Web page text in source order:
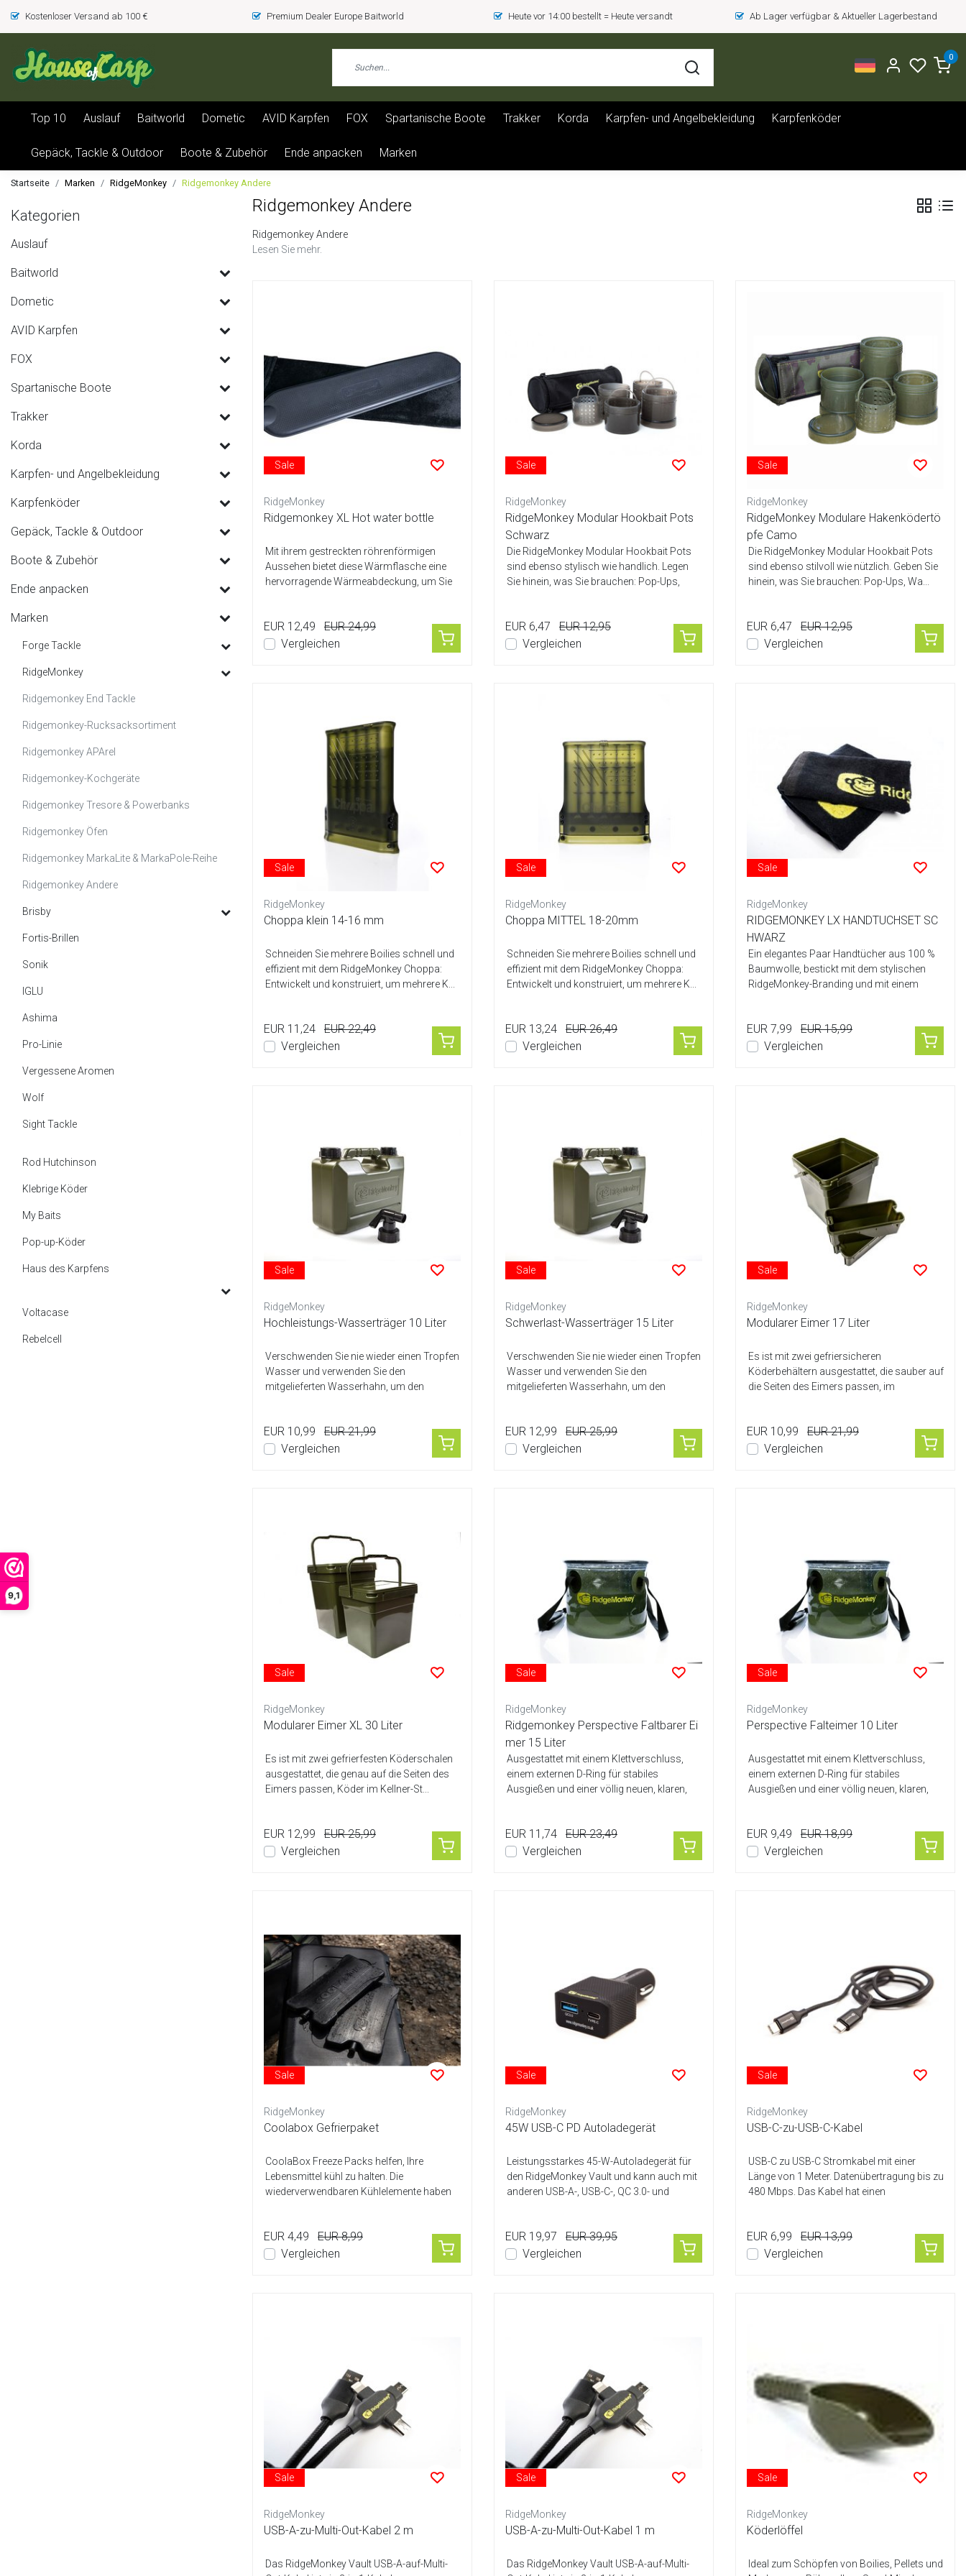
9,1
Kostenloser Versand ab 100 € Premium Dealer Europe Baitworld Heute vor 14:00 bestellt = Heute versandt Ab Lager verfügbar & Aktueller Lagerbestand
0
Top 10 Auslauf Baitworld Dometic AVID Karpfen FOX Spartanische Boote Trakker Korda Karpfen- und Angelbekleidung Karpfenköder
Gepäck, Tackle & Outdoor Boote & Zubehör Ende anpacken Marken
Startseite Marken RidgeMonkey Ridgemonkey Andere
Kategorien
Auslauf
Baitworld
Dometic
AVID Karpfen
FOX
Spartanische Boote
Trakker
Korda
Karpfen- und Angelbekleidung
Karpfenköder
Gepäck, Tackle & Outdoor
Boote & Zubehör
Ende anpacken
Marken
Forge Tackle
RidgeMonkey
Ridgemonkey End Tackle
Ridgemonkey-Rucksacksortiment
Ridgemonkey APArel
Ridgemonkey-Kochgeräte
Ridgemonkey Tresore & Powerbanks
Ridgemonkey Öfen
Ridgemonkey MarkaLite & MarkaPole-Reihe
Ridgemonkey Andere
Brisby
Fortis-Brillen
Sonik
IGLU
Ashima
Pro-Linie
Vergessene Aromen
Wolf
Sight Tackle
Rod Hutchinson
Klebrige Köder
My Baits
Pop-up-Köder
Haus des Karpfens
Voltacase
Rebelcell
Ridgemonkey Andere
Ridgemonkey Andere
Lesen Sie mehr.
Sale
RidgeMonkey
Ridgemonkey XL Hot water bottle
Mit ihrem gestreckten röhrenförmigen
Aussehen bietet diese Wärmflasche eine
hervorragende Wärmeabdeckung, um Sie
EUR 12,49
EUR 24,99
Vergleichen
Sale
RidgeMonkey
RidgeMonkey Modular Hookbait Pots
Schwarz
Die RidgeMonkey Modular Hookbait Pots
sind ebenso stylisch wie handlich. Legen
Sie hinein, was Sie brauchen: Pop-Ups,
EUR 6,47
EUR 12,95
Vergleichen
Sale
RidgeMonkey
RidgeMonkey Modulare Hakenködertö
pfe Camo
Die RidgeMonkey Modular Hookbait Pots
sind ebenso stilvoll wie nützlich. Geben Sie
hinein, was Sie brauchen: Pop-Ups, Wa...
EUR 6,47
EUR 12,95
Vergleichen
Sale
RidgeMonkey
Choppa klein 14-16 mm
Schneiden Sie mehrere Boilies schnell und
effizient mit dem RidgeMonkey Choppa:
Entwickelt und konstruiert, um mehrere K...
EUR 11,24
EUR 22,49
Vergleichen
Sale
RidgeMonkey
Choppa MITTEL 18-20mm
Schneiden Sie mehrere Boilies schnell und
effizient mit dem RidgeMonkey Choppa:
Entwickelt und konstruiert, um mehrere K...
EUR 13,24
EUR 26,49
Vergleichen
Sale
RidgeMonkey
RIDGEMONKEY LX HANDTUCHSET SC
HWARZ
Ein elegantes Paar Handtücher aus 100 %
Baumwolle, bestickt mit dem stylischen
RidgeMonkey-Branding und mit einem
EUR 7,99
EUR 15,99
Vergleichen
Sale
RidgeMonkey
Hochleistungs-Wasserträger 10 Liter
Verschwenden Sie nie wieder einen Tropfen
Wasser und verwenden Sie den
mitgelieferten Wasserhahn, um den
EUR 10,99
EUR 21,99
Vergleichen
Sale
RidgeMonkey
Schwerlast-Wasserträger 15 Liter
Verschwenden Sie nie wieder einen Tropfen
Wasser und verwenden Sie den
mitgelieferten Wasserhahn, um den
EUR 12,99
EUR 25,99
Vergleichen
Sale
RidgeMonkey
Modularer Eimer 17 Liter
Es ist mit zwei gefriersicheren
Köderbehältern ausgestattet, die sauber auf
die Seiten des Eimers passen, im
EUR 10,99
EUR 21,99
Vergleichen
Sale
RidgeMonkey
Modularer Eimer XL 30 Liter
Es ist mit zwei gefrierfesten Köderschalen
ausgestattet, die genau auf die Seiten des
Eimers passen, Köder im Kellner-St...
EUR 12,99
EUR 25,99
Vergleichen
Sale
RidgeMonkey
Ridgemonkey Perspective Faltbarer Ei
mer 15 Liter
Ausgestattet mit einem Klettverschluss,
einem externen D-Ring für stabiles
Ausgießen und einer völlig neuen, klaren,
EUR 11,74
EUR 23,49
Vergleichen
Sale
RidgeMonkey
Perspective Falteimer 10 Liter
Ausgestattet mit einem Klettverschluss,
einem externen D-Ring für stabiles
Ausgießen und einer völlig neuen, klaren,
EUR 9,49
EUR 18,99
Vergleichen
Sale
RidgeMonkey
Coolabox Gefrierpaket
CoolaBox Freeze Packs helfen, Ihre
Lebensmittel kühl zu halten. Die
wiederverwendbaren Kühlelemente haben
EUR 4,49
EUR 8,99
Vergleichen
Sale
RidgeMonkey
45W USB-C PD Autoladegerät
Leistungsstarkes 45-W-Autoladegerät für
den RidgeMonkey Vault und kann auch mit
anderen USB-A-, USB-C-, QC 3.0- und
EUR 19,97
EUR 39,95
Vergleichen
Sale
RidgeMonkey
USB-C-zu-USB-C-Kabel
USB-C zu USB-C Stromkabel mit einer
Länge von 1 Meter. Datenübertragung bis zu
480 Mbps. Das Kabel hat einen
EUR 6,99
EUR 13,99
Vergleichen
Sale
RidgeMonkey
USB-A-zu-Multi-Out-Kabel 2 m
Das RidgeMonkey Vault USB-A-auf-Multi-
Sale
RidgeMonkey
USB-A-zu-Multi-Out-Kabel 1 m
Das RidgeMonkey Vault USB-A-auf-Multi-
Sale
RidgeMonkey
Köderlöffel
Ideal zum Schöpfen von Boilies, Pellets und